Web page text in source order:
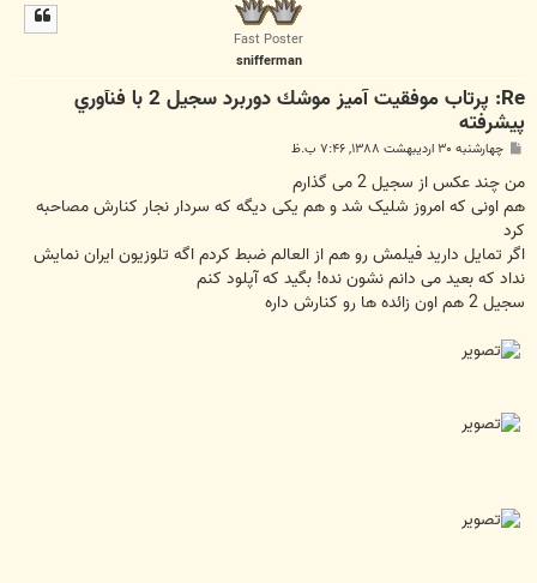
Fast Poster
snifferman
Re: پرتاب موفقيت آميز موشك دوربرد سجيل 2 با فنآوري
پيشرفته
پ
ت
چهارشنبه ۳۰ اردیبهشت ۱۳۸۸, ۷:۴۶ ب.ظ
من چند عکس از سجیل 2 می گذارم
هم اونی که امروز شلیک شد و هم یکی دیگه که سردار نجار کنارش مصاحبه
کرد
اگر تمایل دارید فیلمش رو هم از العالم ضبط کردم اگه تلوزیون ایران نمایش
نداد که بعید می دانم نشون نده! بگید که آپلود کنم
سجیل 2 هم اون زائده ها رو کنارش داره